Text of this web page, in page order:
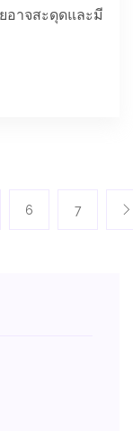
อาจสะดุดและมี
6 7